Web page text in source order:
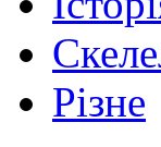
Різне